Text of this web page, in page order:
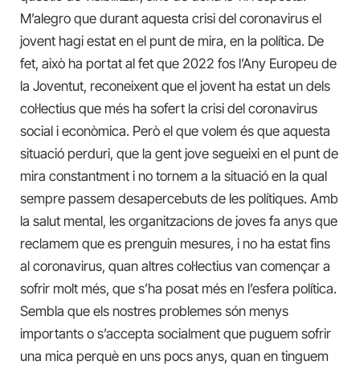
M’alegro que durant aquesta crisi del coronavirus el
jovent hagi estat en el punt de mira, en la política. De
fet, això ha portat al fet que 2022 fos l’Any Europeu de
la Joventut, reconeixent que el jovent ha estat un dels
col·lectius que més ha sofert la crisi del coronavirus
social i econòmica. Però el que volem és que aquesta
situació perduri, que la gent jove segueixi en el punt de
mira constantment i no tornem a la situació en la qual
sempre passem desapercebuts de les polítiques. Amb
la salut mental, les organitzacions de joves fa anys que
reclamem que es prenguin mesures, i no ha estat fins
al coronavirus, quan altres col·lectius van començar a
sofrir molt més, que s’ha posat més en l’esfera política.
Sembla que els nostres problemes són menys
importants o s’accepta socialment que puguem sofrir
una mica perquè en uns pocs anys, quan en tinguem